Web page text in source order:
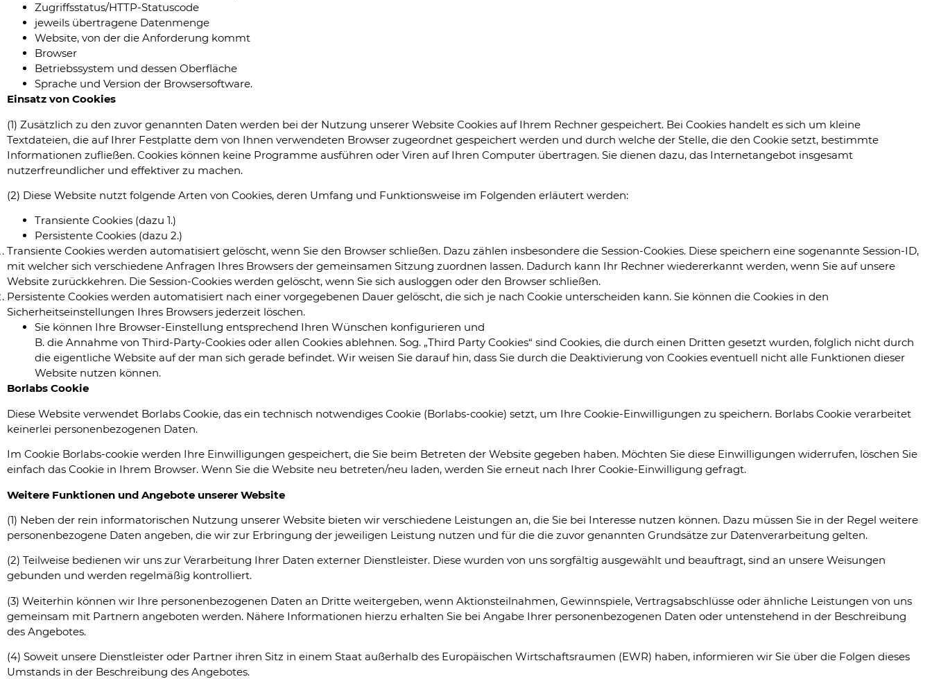
Zugriffsstatus/HTTP-Statuscode
jeweils übertragene Datenmenge
Website, von der die Anforderung kommt
Browser
Betriebssystem und dessen Oberfläche
Sprache und Version der Browsersoftware.
Einsatz von Cookies
(1) Zusätzlich zu den zuvor genannten Daten werden bei der Nutzung unserer Website Cookies auf Ihrem Rechner gespeichert. Bei Cookies handelt es sich um kleine
Textdateien, die auf Ihrer Festplatte dem von Ihnen verwendeten Browser zugeordnet gespeichert werden und durch welche der Stelle, die den Cookie setzt, bestimmte
Informationen zufließen. Cookies können keine Programme ausführen oder Viren auf Ihren Computer übertragen. Sie dienen dazu, das Internetangebot insgesamt
nutzerfreundlicher und effektiver zu machen.
(2) Diese Website nutzt folgende Arten von Cookies, deren Umfang und Funktionsweise im Folgenden erläutert werden:
Transiente Cookies (dazu 1.)
Persistente Cookies (dazu 2.)
Transiente Cookies werden automatisiert gelöscht, wenn Sie den Browser schließen. Dazu zählen insbesondere die Session-Cookies. Diese speichern eine sogenannte Session-ID,
mit welcher sich verschiedene Anfragen Ihres Browsers der gemeinsamen Sitzung zuordnen lassen. Dadurch kann Ihr Rechner wiedererkannt werden, wenn Sie auf unsere
Website zurückkehren. Die Session-Cookies werden gelöscht, wenn Sie sich ausloggen oder den Browser schließen.
Persistente Cookies werden automatisiert nach einer vorgegebenen Dauer gelöscht, die sich je nach Cookie unterscheiden kann. Sie können die Cookies in den
Sicherheitseinstellungen Ihres Browsers jederzeit löschen.
Sie können Ihre Browser-Einstellung entsprechend Ihren Wünschen konfigurieren und
B. die Annahme von Third-Party-Cookies oder allen Cookies ablehnen. Sog. „Third Party Cookies“ sind Cookies, die durch einen Dritten gesetzt wurden, folglich nicht durch
die eigentliche Website auf der man sich gerade befindet. Wir weisen Sie darauf hin, dass Sie durch die Deaktivierung von Cookies eventuell nicht alle Funktionen dieser
Website nutzen können.
Borlabs Cookie
Diese Website verwendet Borlabs Cookie, das ein technisch notwendiges Cookie (Borlabs-cookie) setzt, um Ihre Cookie-Einwilligungen zu speichern. Borlabs Cookie verarbeitet
keinerlei personenbezogenen Daten.
Im Cookie Borlabs-cookie werden Ihre Einwilligungen gespeichert, die Sie beim Betreten der Website gegeben haben. Möchten Sie diese Einwilligungen widerrufen, löschen Sie
einfach das Cookie in Ihrem Browser. Wenn Sie die Website neu betreten/neu laden, werden Sie erneut nach Ihrer Cookie-Einwilligung gefragt.
Weitere Funktionen und Angebote unserer Website
(1) Neben der rein informatorischen Nutzung unserer Website bieten wir verschiedene Leistungen an, die Sie bei Interesse nutzen können. Dazu müssen Sie in der Regel weitere
personenbezogene Daten angeben, die wir zur Erbringung der jeweiligen Leistung nutzen und für die die zuvor genannten Grundsätze zur Datenverarbeitung gelten.
(2) Teilweise bedienen wir uns zur Verarbeitung Ihrer Daten externer Dienstleister. Diese wurden von uns sorgfältig ausgewählt und beauftragt, sind an unsere Weisungen
gebunden und werden regelmäßig kontrolliert.
(3) Weiterhin können wir Ihre personenbezogenen Daten an Dritte weitergeben, wenn Aktionsteilnahmen, Gewinnspiele, Vertragsabschlüsse oder ähnliche Leistungen von uns
gemeinsam mit Partnern angeboten werden. Nähere Informationen hierzu erhalten Sie bei Angabe Ihrer personenbezogenen Daten oder untenstehend in der Beschreibung
des Angebotes.
(4) Soweit unsere Dienstleister oder Partner ihren Sitz in einem Staat außerhalb des Europäischen Wirtschaftsraumen (EWR) haben, informieren wir Sie über die Folgen dieses
Umstands in der Beschreibung des Angebotes.